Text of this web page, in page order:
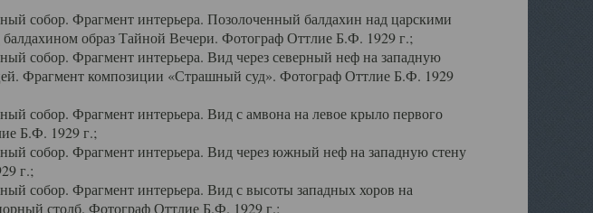
собор. Фрагмент интерьера. Позолоченный балдахин над царскими
образ Тайной Вечери. Фотограф Оттлие Б.Ф. 1929 г.;
собор. Фрагмент интерьера. Вид через северный неф на западную
Фрагмент композиции «Страшный суд». Фотограф Оттлие Б.Ф. 1929
собор. Фрагмент интерьера. Вид с амвона на левое крыло первого
Б.Ф. 1929 г.;
собор. Фрагмент интерьера. Вид через южный неф на западную стену
г.;
собор. Фрагмент интерьера. Вид с высоты западных хоров на
столб. Фотограф Оттлие Б.Ф. 1929 г.;